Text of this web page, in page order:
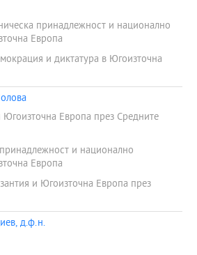
принадлежност и национално
Европа
и диктатура в Югоизточна
Европа през Средните
и национално
Европа
и Югоизточна Европа през
д.ф.н.